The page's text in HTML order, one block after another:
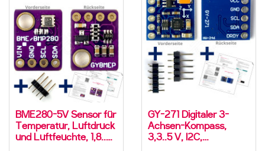
BME280-5V Sensor für
Temperatur, Luftdruck
und Luftfeuchte, 1,8..5
GY-271 Digitaler 3-
Achsen-Kompass,
3,3..5 V, I2C,